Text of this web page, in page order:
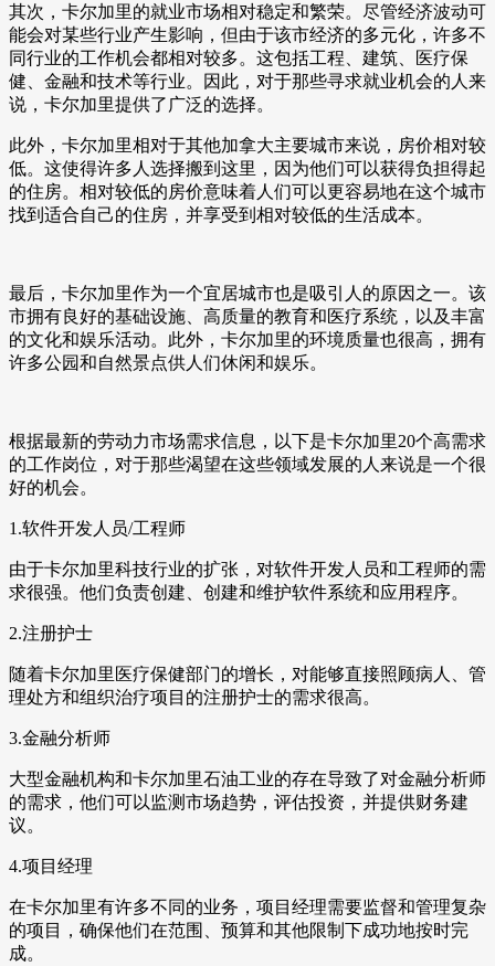
其次，卡尔加里的就业市场相对稳定和繁荣。尽管经济波动可
能会对某些行业产生影响，但由于该市经济的多元化，许多不
同行业的工作机会都相对较多。这包括工程、建筑、医疗保
健、金融和技术等行业。因此，对于那些寻求就业机会的人来
说，卡尔加里提供了广泛的选择。
此外，卡尔加里相对于其他加拿大主要城市来说，房价相对较
低。这使得许多人选择搬到这里，因为他们可以获得负担得起
的住房。相对较低的房价意味着人们可以更容易地在这个城市
找到适合自己的住房，并享受到相对较低的生活成本。
最后，卡尔加里作为一个宜居城市也是吸引人的原因之一。该
市拥有良好的基础设施、高质量的教育和医疗系统，以及丰富
的文化和娱乐活动。此外，卡尔加里的环境质量也很高，拥有
许多公园和自然景点供人们休闲和娱乐。
根据最新的劳动力市场需求信息，以下是卡尔加里20个高需求
的工作岗位，对于那些渴望在这些领域发展的人来说是一个很
好的机会。
1.软件开发人员/工程师
由于卡尔加里科技行业的扩张，对软件开发人员和工程师的需
求很强。他们负责创建、创建和维护软件系统和应用程序。
2.注册护士
随着卡尔加里医疗保健部门的增长，对能够直接照顾病人、管
理处方和组织治疗项目的注册护士的需求很高。
3.金融分析师
大型金融机构和卡尔加里石油工业的存在导致了对金融分析师
的需求，他们可以监测市场趋势，评估投资，并提供财务建
议。
4.项目经理
在卡尔加里有许多不同的业务，项目经理需要监督和管理复杂
的项目，确保他们在范围、预算和其他限制下成功地按时完
成。